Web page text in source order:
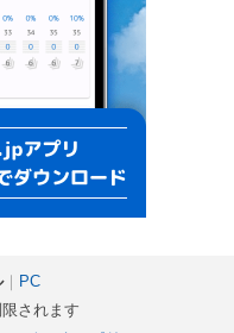
｜
PC
されます